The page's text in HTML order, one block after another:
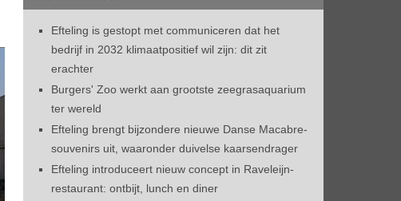
Efteling is gestopt met communiceren dat het
bedrijf in 2032 klimaatpositief wil zijn: dit zit
erachter
Burgers' Zoo werkt aan grootste zeegrasaquarium
ter wereld
Efteling brengt bijzondere nieuwe Danse Macabre-
souvenirs uit, waaronder duivelse kaarsendrager
Efteling introduceert nieuw concept in Raveleijn-
restaurant: ontbijt, lunch en diner